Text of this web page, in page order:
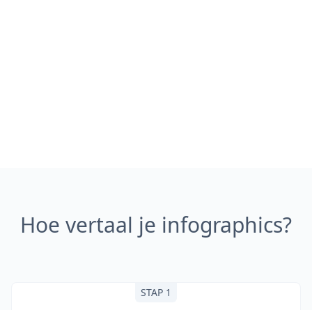
Hoe vertaal je infographics?
STAP 1